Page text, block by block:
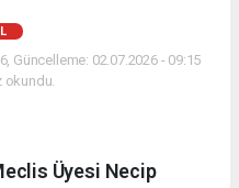
Güncelleme: 02.07.2026 - 09:15
okundu.
Üyesi Necip